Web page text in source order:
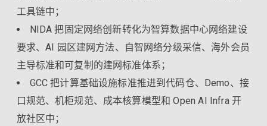
工具链中；
NIDA 把固定网络创新转化为智算数据中心网络建设
要求、AI 园区建网方法、自智网络分级采信、海外会员
主导标准和可复制的建网标准体系；
GCC 把计算基础设施标准推进到代码仓、Demo、接
口规范、机柜规范、成本核算模型和 Open AI Infra 开
放社区中；